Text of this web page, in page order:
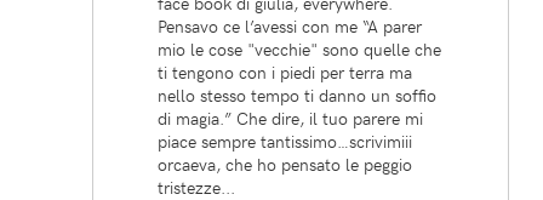
Pensavo ce l’avessi con me “A parer
mio le cose "vecchie" sono quelle che
ti tengono con i piedi per terra ma
nello stesso tempo ti danno un soffio
di magia.” Che dire, il tuo parere mi
piace sempre tantissimo…scrivimiii
orcaeva, che ho pensato le peggio
tristezze...